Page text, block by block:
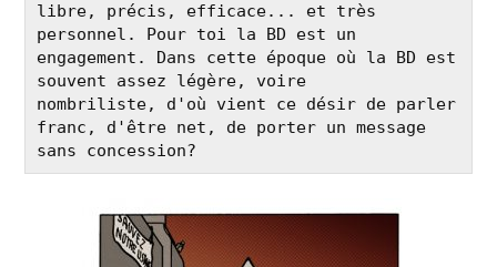
libre, précis, efficace... et très
personnel. Pour toi la BD est un
engagement. Dans cette époque où la BD est
souvent assez légère, voire
nombriliste, d'où vient ce désir de parler
franc, d'être net, de porter un message
sans concession?